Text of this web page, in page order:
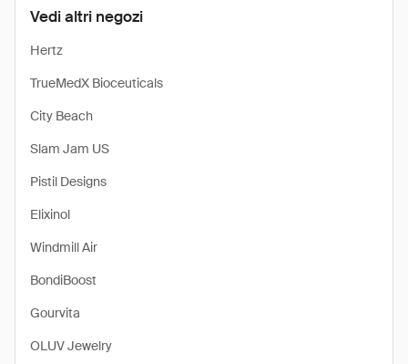
Vedi altri negozi
Hertz
TrueMedX Bioceuticals
City Beach
Slam Jam US
Pistil Designs
Elixinol
Windmill Air
BondiBoost
Gourvita
OLUV Jewelry